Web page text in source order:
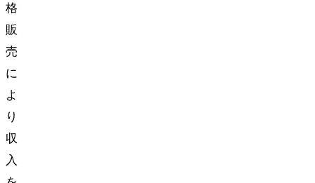
格
販
売
に
よ
り
収
入